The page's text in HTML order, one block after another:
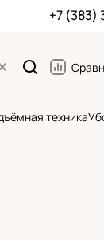
+7 (383)
техника